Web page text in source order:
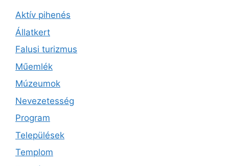
Aktív pihenés
Állatkert
Falusi turizmus
Műemlék
Múzeumok
Nevezetesség
Program
Települések
Templom